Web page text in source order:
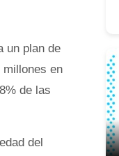
un plan de
en
de las
del